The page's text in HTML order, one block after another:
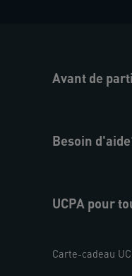
Avant de
Besoin
UCPA pour
Carte-cadeau